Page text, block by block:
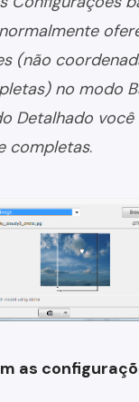
(não
no modo
Detalhado
completas.
as